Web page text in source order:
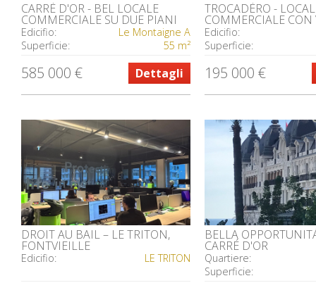
CARRÉ D'OR - BEL LOCALE
COMMERCIALE SU DUE PIANI
Edicifio:
Le Montaigne A
Superficie:
55 m²
585 000 € Dettagli
TROCADÉRO -
COMMERCIALE CON
Edicifio:
Superficie:
195 000 €
DROIT AU BAIL – LE TRITON,
FONTVIEILLE
Edicifio: LE TRITON
BELLA
CARRÉ D'OR
Quartiere:
Superficie: